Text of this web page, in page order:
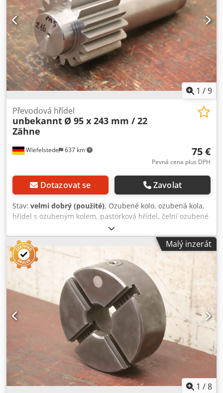
1 /9
Wiefelstede 637 km
Převodová hřídel
unbekannt Ø 95 x 243 mm / 22
Zähne
75 €
Pevná cena plus DPH
Dotazovat se Zavolat
Stav: velmi dobrý (použité), Ozubené kolo, ozubená kola,
hřídel s ozubeným kolem, pastorková hřídel, čelní ozubené
kolo, čelní kolo - Ozubená hřídel: pastorková hřídel s
přímým ozubením - Ozubené kolo: průměr Ø 95 mm / 16
zubů - Šířka zubu: mm - Hřídel: Ø 60 mm - Rozměry: viz
fotografie - Množství: k dispozici 14x ozubená hřídel
Dcjdpfx Aexf Dqbjqtek - Cena: za kus - Celkový rozměr: Ø
95 x 243 mm - Hmotnost: 6,4 kg/ks
Malý inzerát
1 /8